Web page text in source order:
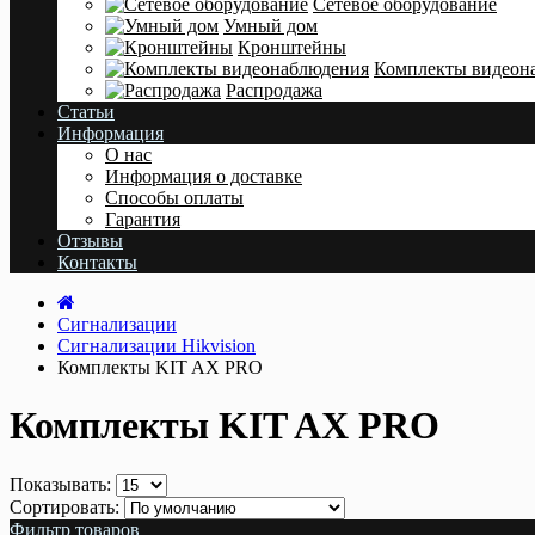
Сетевое оборудование
Умный дом
Кронштейны
Комплекты
Распродажа
Статьи
Информация
О нас
Информация о доставке
Cпособы оплаты
Гарантия
Отзывы
Контакты
Сигнализации
Сигнализации Hikvision
Комплекты KIT AX PRO
Комплекты KIT AX PRO
Показывать:
Сортировать:
Фильтр товаров